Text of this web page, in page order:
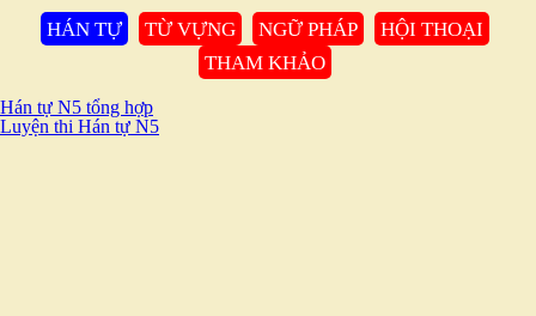
HÁN TỰ TỪ VỰNG NGỮ PHÁP
HỘI THOẠI
THAM KHẢO
Hán tự N5 tổng hợp
Luyện thi Hán tự N5